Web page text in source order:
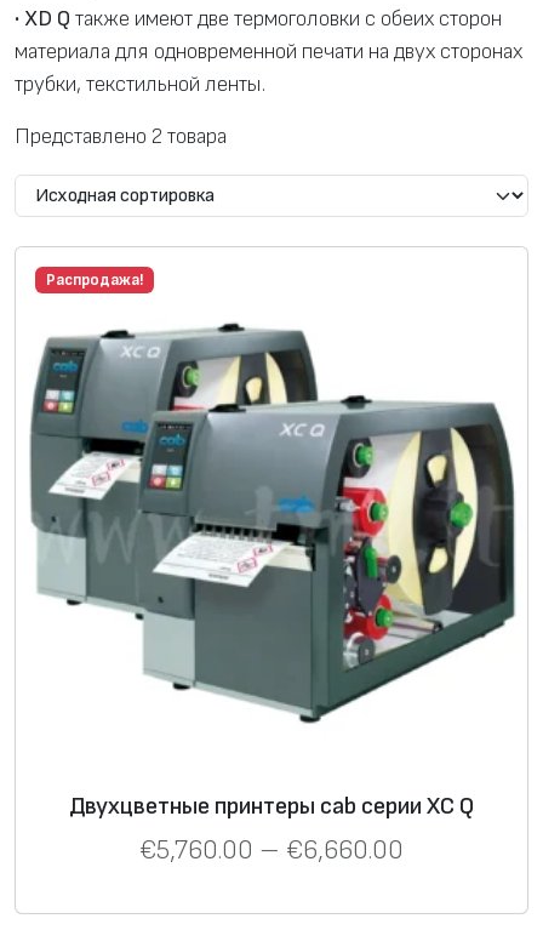
• XD Q также имеют две термоголовки с обеих сторон
материала для одновременной печати на двух сторонах
трубки, текстильной ленты.
Представлено 2 товара
Распродажа!
Двухцветные принтеры cab серии XC Q
€5,760.00 – €6,660.00